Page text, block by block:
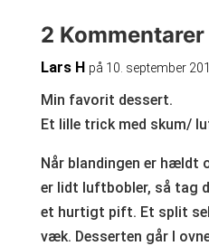
2 Kommentarer
Lars H på 10. september
Min favorit dessert.
Et lille trick med skum/
Når blandingen er hældt
er lidt luftbobler, så tag
et hurtigt pift. Et split
væk. Desserten går I